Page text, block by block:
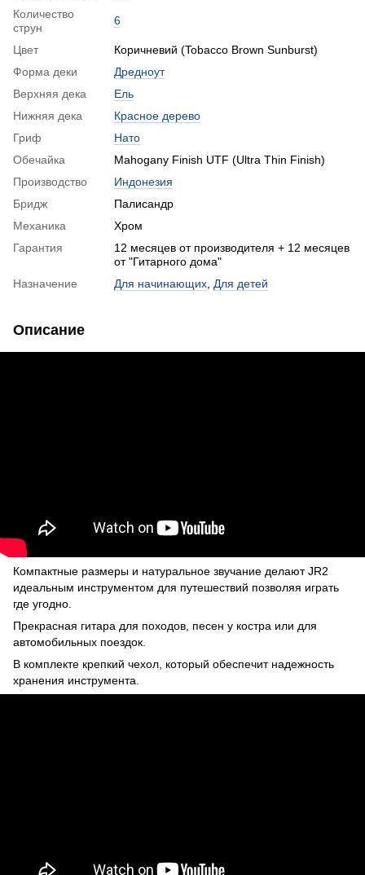
Количество
струн
6
Цвет
Коричневий (Tobacco Brown Sunburst)
Форма деки
Дредноут
Верхняя дека
Ель
Нижняя дека
Красное дерево
Гриф
Нато
Обечайка
Mahogany Finish UTF (Ultra Thin Finish)
Производство
Индонезия
Бридж
Палисандр
Механика
Хром
Гарантия
12 месяцев от производителя + 12 месяцев
от "Гитарного дома"
Назначение
Для начинающих Для детей
Описание
Компактные размеры и натуральное звучание делают JR2
идеальным инструментом для путешествий позволяя играть
где угодно.
Прекрасная гитара для походов, песен у костра или для
автомобильных поездок.
В комплекте крепкий чехол, который обеспечит надежность
хранения инструмента.